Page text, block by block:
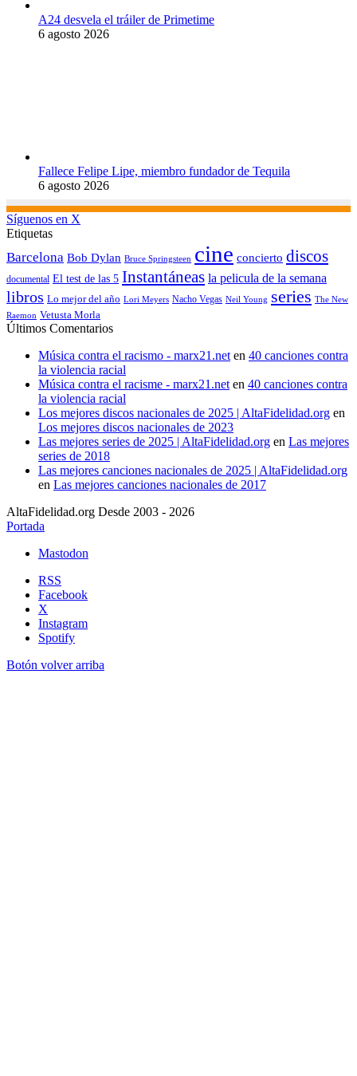
A24 desvela el tráiler de Primetime
6 agosto 2026
Fallece Felipe Lipe, miembro fundador de Tequila
6 agosto 2026
Síguenos en X
Etiquetas
Barcelona Bob Dylan Bruce Springsteen cine concierto discos
documental El test de las 5 Instantáneas la pelicula de la semana
libros Lo mejor del año Lori Meyers Nacho Vegas Neil Young series The New
Raemon Vetusta Morla
Últimos Comentarios
Música contra el racismo - marx21.neten 40 canciones contra
la violencia racial
Música contra el racisme - marx21.neten 40 canciones contra
la violencia racial
Los mejores discos nacionales de 2025 | AltaFidelidad.org en
Los mejores discos nacionales de 2023
Las mejores series de 2025 | AltaFidelidad.org en Las mejores
series de 2018
Las mejores canciones nacionales de 2025 | AltaFidelidad.org
en Las mejores canciones nacionales de 2017
AltaFidelidad.org Desde 2003 - 2026
Portada
Mastodon
RSS
Facebook
X
Instagram
Spotify
Botón volver arriba